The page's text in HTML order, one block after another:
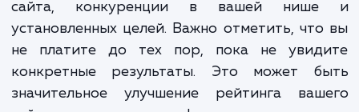
результат - например, привлеченного клиента.
Подход с комиссией от бюджета за платные
зависимости от конкретных задач проекта,